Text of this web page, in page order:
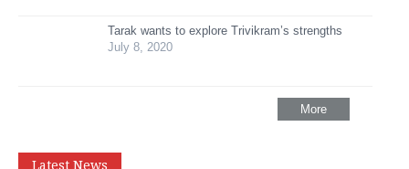
Tarak wants to explore Trivikram’s strengths
July 8, 2020
More
Latest News